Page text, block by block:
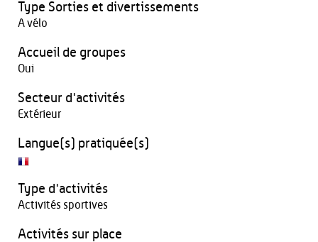
Type Sorties et divertissements
A vélo
Accueil de groupes
Oui
Secteur d'activités
Extérieur
Langue(s) pratiquée(s)
Type d'activités
Activités sportives
Activités sur place